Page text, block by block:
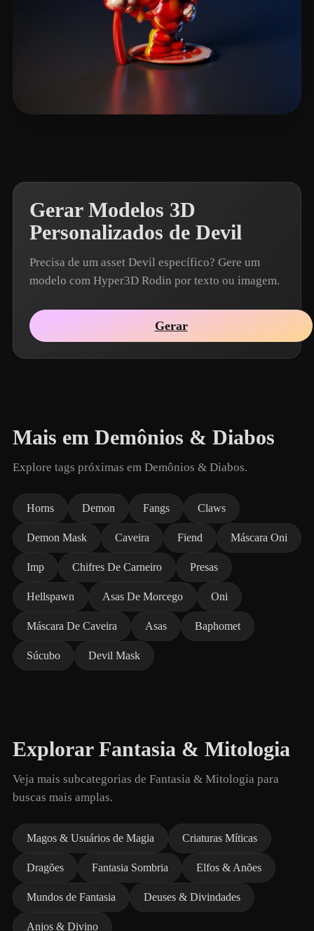
Gerar Modelos 3D
Personalizados de Devil
Precisa de um asset Devil específico? Gere um
modelo com Hyper3D Rodin por texto ou imagem.
Gerar
Mais em Demônios & Diabos
Explore tags próximas em Demônios & Diabos.
Horns Demon Fangs Claws
Demon Mask Caveira Fiend Máscara Oni
Imp Chifres De Carneiro Presas
Hellspawn Asas De Morcego Oni
Máscara De Caveira Asas Baphomet
Súcubo Devil Mask
Explorar Fantasia & Mitologia
Veja mais subcategorias de Fantasia & Mitologia para
buscas mais amplas.
Magos & Usuários de Magia Criaturas Míticas
Dragões Fantasia Sombria Elfos & Anões
Mundos de Fantasia Deuses & Divindades
Anjos & Divino